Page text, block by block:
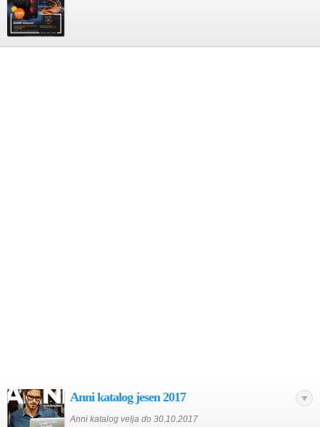
Anni katalog jesen 2017
Anni katalog velja do 30.10.2017